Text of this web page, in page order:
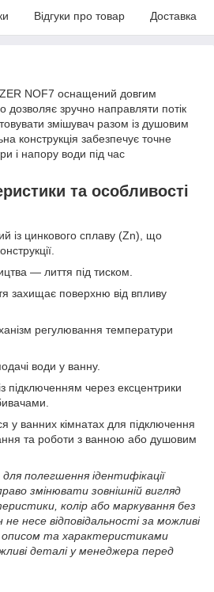
Відгуки про товар Доставка
NOF7 оснащений довгим
зручно направляти потік
змішувач разом із душовим
конструкція забезпечує точне
і напору води під час
та особливості
із цинкового сплаву (Zn), що
— лиття під тиском.
захищає поверхню від впливу
регулювання температури
води у ванну.
підключенням через ексцентрики
у ванних кімнатах для підключення
та роботи з ванною або душовим
полегшення ідентифікації
змінювати зовнішній вигляд
колір або маркування без
несе відповідальності за можливі
описом та характеристиками
деталі у менеджера перед